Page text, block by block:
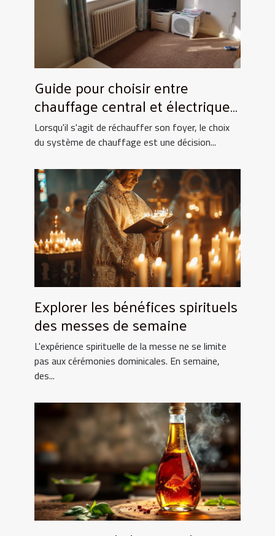
Guide pour choisir entre
chauffage central et électrique
pour la maison
Lorsqu'il s'agit de réchauffer son foyer, le choix
du système de chauffage est une décision...
Explorer les bénéfices spirituels
des messes de semaine
L'expérience spirituelle de la messe ne se limite
pas aux cérémonies dominicales. En semaine,
des...